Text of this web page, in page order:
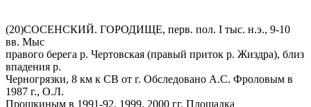
(20)СОСЕНСКИЙ. ГОРОДИЩЕ, перв. пол. I тыс. н.э., 9-10
вв. Мыс
правого берега р. Чертовская (правый приток р. Жиздра), близ
впадения р.
Черногрязки, 8 км к СВ от г. Обследовано А.С. Фроловым в
1987 г., О.Л.
Прошкиным в 1991-92, 1999, 2000 гг. Площадка